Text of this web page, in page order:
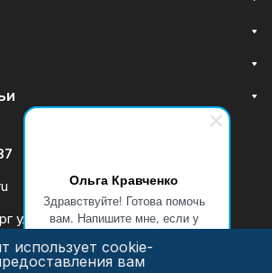
Ольга Кравченко
Здравствуйте! Готова помочь
вам. Напишите мне, если у
вас появятся вопросы.
ул. Ольминского 27 офис 6
использует cookie-
вам